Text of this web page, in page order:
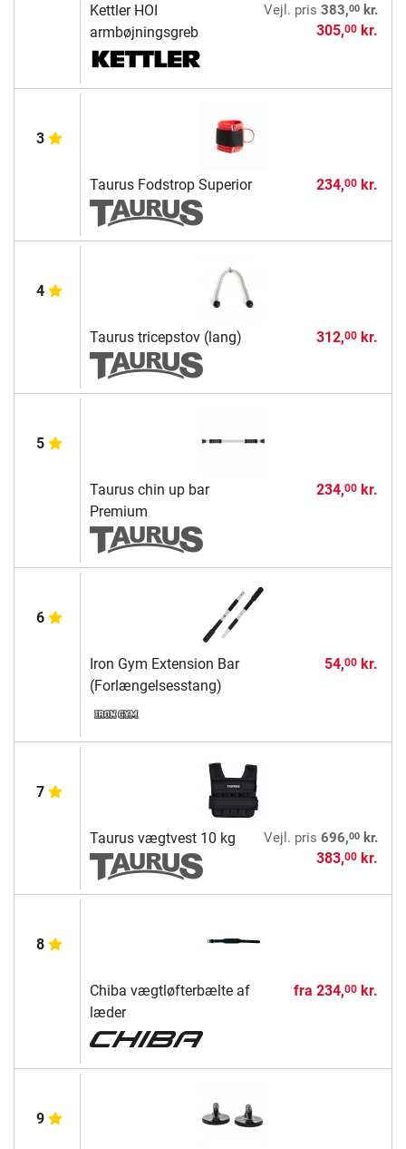
Kettler HOI
armbøjningsgreb
Vejl. pris 383,00kr.
305,00kr.
3
Taurus Fodstrop Superior 234,00kr.
4
Taurus tricepstov (lang) 312,00kr.
5
Taurus chin up bar
Premium
234,00kr.
6
Iron Gym Extension Bar
(Forlængelsesstang)
54,00kr.
7
Taurus vægtvest 10 kg Vejl. pris 696,00kr.
383,00kr.
8
Chiba vægtløfterbælte af
læder
fra 234,00kr.
9